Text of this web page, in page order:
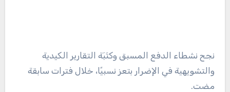
نجح نشطاء الدفع المسبق وكتَبَة التقارير الكيدية
والتشويهية في الإضرار بتعز نسبيًا، خلال فترات سابقة
مضت.